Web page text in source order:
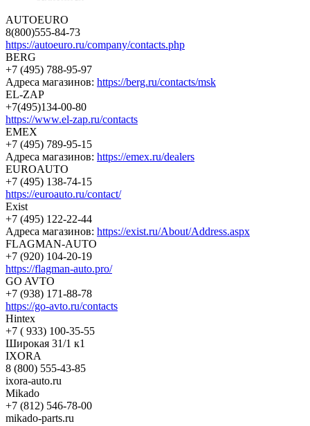
AUTOEURO
8(800)555-84-73
https://autoeuro.ru/company/contacts.php
BERG
+7 (495) 788-95-97
Адреса магазинов: https://berg.ru/contacts/msk
EL-ZAP
+7(495)134-00-80
https://www.el-zap.ru/contacts
EMEX
+7 (495) 789-95-15
Адреса магазинов: https://emex.ru/dealers
EUROAUTO
+7 (495) 138-74-15
https://euroauto.ru/contact/
Exist
+7 (495) 122-22-44
Адреса магазинов: https://exist.ru/About/Address.aspx
FLAGMAN-AUTO
+7 (920) 104-20-19
https://flagman-auto.pro/
GO AVTO
+7 (938) 171-88-78
https://go-avto.ru/contacts
Hintex
+7 ( 933) 100-35-55
Широкая 31/1 к1
IXORA
8 (800) 555-43-85
ixora-auto.ru
Mikado
+7 (812) 546-78-00
mikado-parts.ru